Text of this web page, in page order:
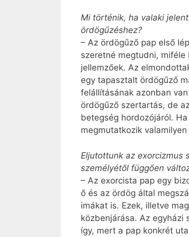
Mi történik, ha valaki
ördögűzéshez?
– Az ördögűző pap első
szeretné megtudni,
jellemzőek. Az
egy tapasztalt ördögűző
felállításának azonban
ördögűző szertartás, de
betegség hordozójáról.
megmutatkozik
Eljutottunk az exorcizmus
személyétől függően
– Az exorcista pap egy
ő és az ördög által
imákat is. Ezek, illetve
közbenjárása. Az egyházi
így, mert a pap konkrét